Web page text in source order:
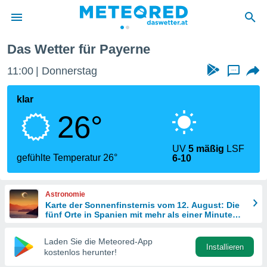
wurde
dass
sind.
diese
Das Wetter für Payerne
11:01 Donnerstag ...
klar
26°
gefühlte Temperatur 26°
UV5 mäßig LSF
6-10
Astronomie
Karte der Sonnenfinsternis vom 12. August: Die
fünf Orte in Spanien mit mehr als einer Minute
Laden Sie die Meteored-App
kostenlos herunter!
Installieren